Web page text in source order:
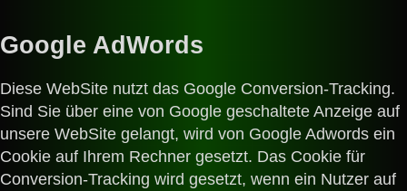
Google AdWords
Diese WebSite nutzt das Google Conversion-Tracking.
Sind Sie über eine von Google geschaltete Anzeige auf
unsere WebSite gelangt, wird von Google Adwords ein
Cookie auf Ihrem Rechner gesetzt. Das Cookie für
Conversion-Tracking wird gesetzt, wenn ein Nutzer auf